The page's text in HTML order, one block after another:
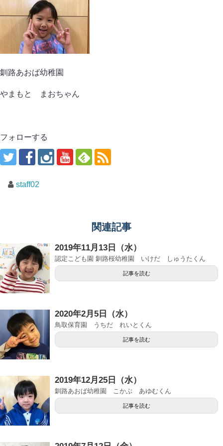
釧路あおば幼稚園
やまもと まおちゃん
フォローする
staff02
関連記事
2019年11月13日（水）
認定こども園 釧路桜幼稚園 いけだ しゅうたくん
記事を読む
2020年2月5日（水）
鳥取保育園 うちだ れいとくん
記事を読む
2019年12月25日（水）
釧路あおば幼稚園 こかぶ あゆむくん
記事を読む